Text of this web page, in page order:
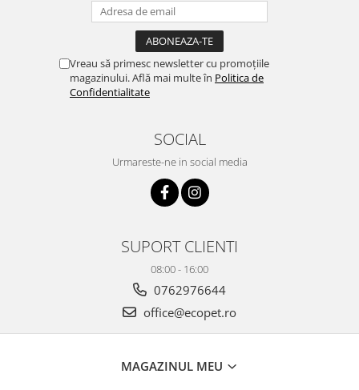
Vreau să primesc newsletter cu promoțiile
magazinului. Află mai multe în Politica de
Confidentialitate
SOCIAL
Urmareste-ne in social media
SUPORT CLIENTI
08:00 - 16:00
0762976644
office@ecopet.ro
MAGAZINUL MEU